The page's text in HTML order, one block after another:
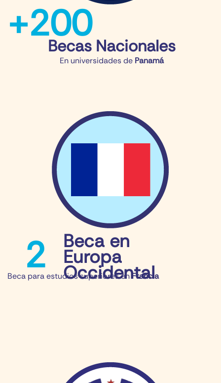
+200
Becas Nacionales
En universidades de​ Panamá​
2 Beca en
Europa
Occidental
Beca para estudios superiores​ enFrancia